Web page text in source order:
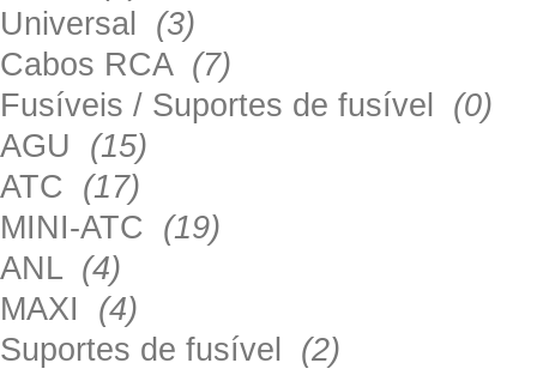
Universal (3)
Cabos RCA (7)
Fusíveis / Suportes de fusível (0)
AGU (15)
ATC (17)
MINI-ATC (19)
ANL (4)
MAXI (4)
Suportes de fusível (2)